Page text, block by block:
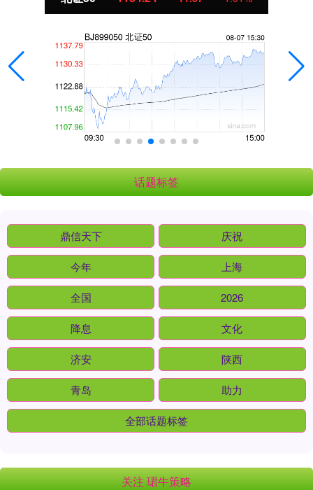
话题标签
鼎信天下 庆祝
今年 上海
全国 2026
降息 文化
济安 陕西
青岛 助力
全部话题标签
关注 珺牛策略